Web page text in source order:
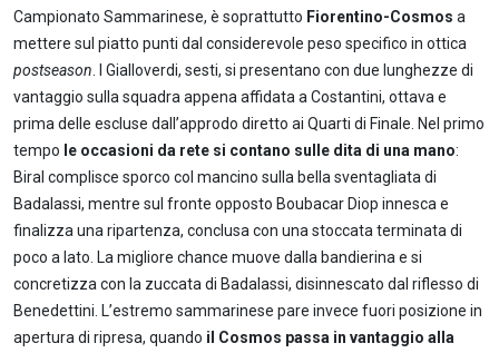
Campionato Sammarinese, è soprattutto Fiorentino-Cosmos a
mettere sul piatto punti dal considerevole peso specifico in ottica
postseason . I Gialloverdi, sesti, si presentano con due lunghezze di
vantaggio sulla squadra appena affidata a Costantini, ottava e
prima delle escluse dall’approdo diretto ai Quarti di Finale. Nel primo
tempo le occasioni da rete si contano sulle dita di una mano:
Biral complisce sporco col mancino sulla bella sventagliata di
Badalassi, mentre sul fronte opposto Boubacar Diop innesca e
finalizza una ripartenza, conclusa con una stoccata terminata di
poco a lato. La migliore chance muove dalla bandierina e si
concretizza con la zuccata di Badalassi, disinnescato dal riflesso di
Benedettini. L’estremo sammarinese pare invece fuori posizione in
apertura di ripresa, quando il Cosmos passa in vantaggio alla